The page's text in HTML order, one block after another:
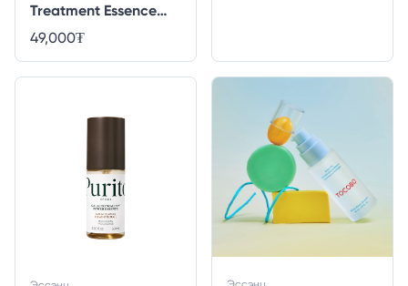
Treatment Essence
150ml
49,000₮